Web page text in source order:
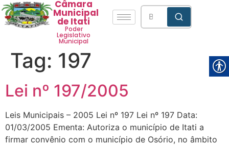
Câmara
Municipal
de Itati
Poder
Legislativo
Municipal
Tag: 197
Lei nº 197/2005
Leis Municipais – 2005 Lei nº 197 Lei nº 197 Data:
01/03/2005 Ementa: Autoriza o município de Itati a
firmar convênio com o município de Osório, no âmbito